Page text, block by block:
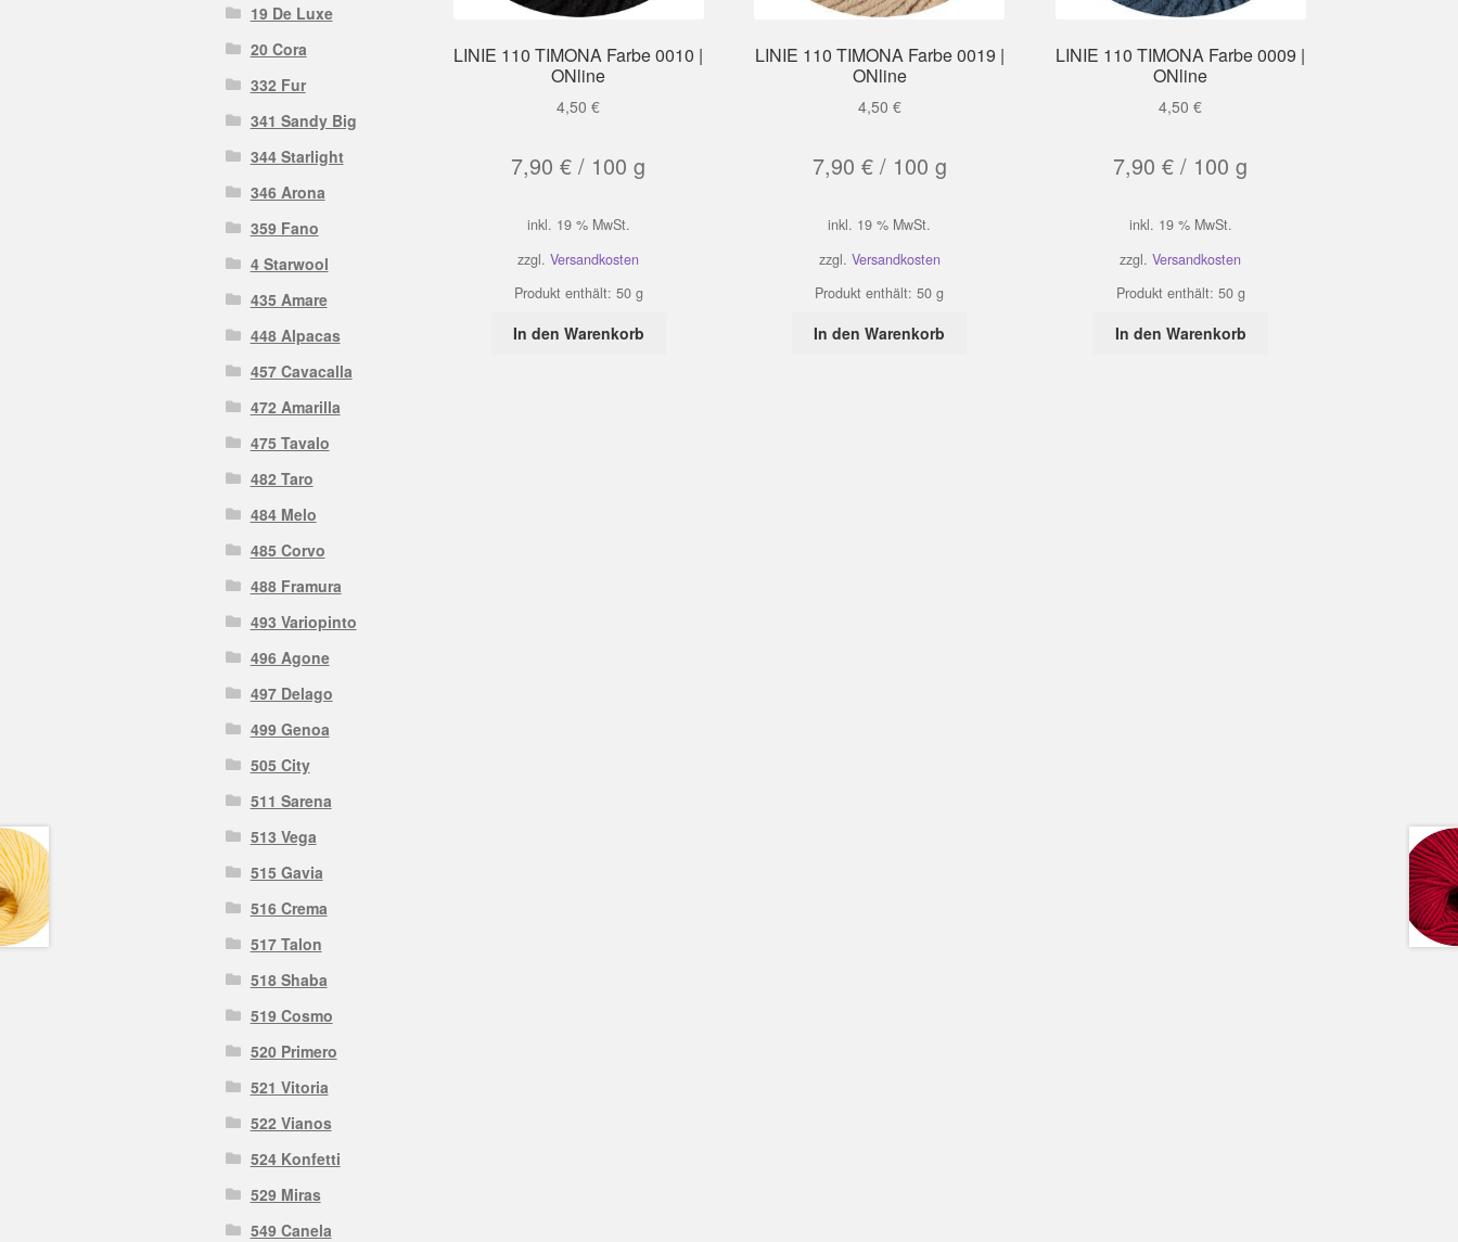
LINIE 110 TIMONA Farbe 0010 |
ONline
4,50€
7,90€ / 100 g
inkl. 19 % MwSt.
zzgl.Versandkosten
Produkt enthält: 50 g
In den Warenkorb
LINIE 110 TIMONA Farbe 0019 |
ONline
4,50 €
7,90 €/ 100 g
inkl. 19 % MwSt.
zzgl. Versandkosten
Produkt enthält: 50g
In den Warenkorb
LINIE 110 TIMONA Farbe 0009 |
ONline
4,50€
7,90€ / 100 g
inkl. 19 % MwSt.
zzgl.Versandkosten
Produkt enthält: 50 g
In den Warenkorb
19 De Luxe
20 Cora
332 Fur
341 Sandy Big
344 Starlight
346 Arona
359 Fano
4 Starwool
435 Amare
448 Alpacas
457 Cavacalla
472 Amarilla
475 Tavalo
482 Taro
484 Melo
485 Corvo
488 Framura
493 Variopinto
496 Agone
497 Delago
499 Genoa
505 City
511 Sarena
513 Vega
515 Gavia
516 Crema
517 Talon
518 Shaba
519 Cosmo
520 Primero
521 Vitoria
522 Vianos
524 Konfetti
529 Miras
549 Canela